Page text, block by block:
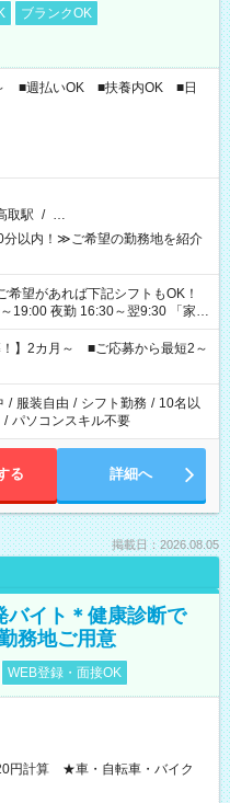
ブランクOK
■週払いOK ■扶養内OK ■日
取駅 / …
以内！≫ご希望の勤務地を紹介
夜勤 16:30～翌9:30 「家族
持って夕飯の準備がしたい」
など、ご希望を教えてください
間。 合計で週40時間を超える場
！】2カ月～ ■ご応募から最短2～
/ 服装自由 / シフト勤務 / 10名以
/ パソコンスキル不要
る 詳細へ
掲載日：2026.08.05
バイト＊健康診断で
務地ご用意
WEB登録・面接OK
円計算 ★車・自転車・バイク